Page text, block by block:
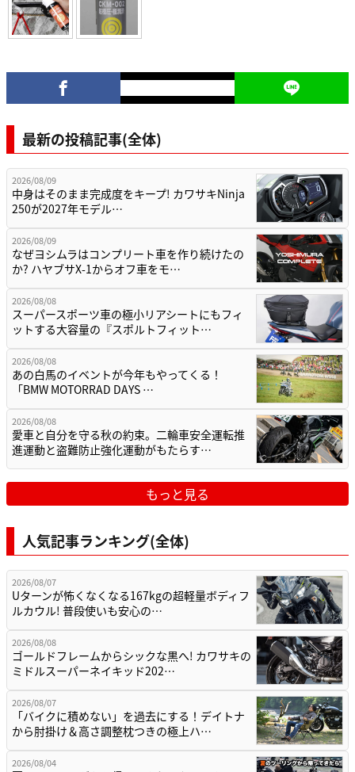
最新の投稿記事(全体)
2026/08/09
中身はそのまま完成度をキープ! カワサキNinja
250が2027年モデル…
2026/08/09
なぜヨシムラはコンプリート車を作り続けたの
か? ハヤブサX-1からオフ車をモ…
2026/08/08
スーパースポーツ車の極小リアシートにもフィ
ットする大容量の『スポルトフィット…
2026/08/08
あの白馬のイベントが今年もやってくる！
「BMW MOTORRAD DAYS …
2026/08/08
愛車と自分を守る秋の約束。二輪車安全運転推
進運動と盗難防止強化運動がもたらす…
もっと見る
人気記事ランキング(全体)
2026/08/07
Uターンが怖くなくなる167kgの超軽量ボディフ
ルカウル! 普段使いも安心の…
2026/08/08
ゴールドフレームからシックな黒へ! カワサキの
ミドルスーパーネイキッド202…
2026/08/07
「バイクに積めない」を過去にする！デイトナ
から肘掛け＆高さ調整枕つきの極上ハ…
2026/08/04